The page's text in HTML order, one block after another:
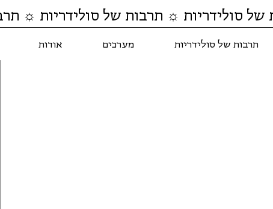
תרבות של סולידריות מערכים אודות
סולידריות ☼ תרבות של סולידריות ☼